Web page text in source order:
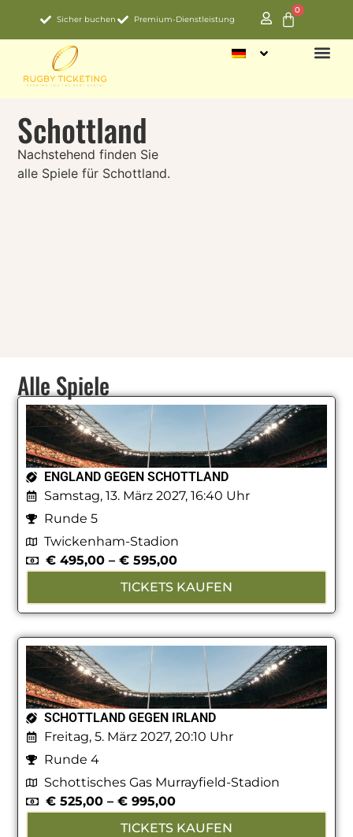
Sicher buchen Premium-Dienstleistung
0
Schottland
Nachstehend finden Sie
alle Spiele für Schottland.
Alle Spiele
ENGLAND GEGEN SCHOTTLAND
Samstag, 13. März 2027, 16:40 Uhr
Runde 5
Twickenham-Stadion
€ 495,00 –€ 595,00
TICKETS KAUFEN
SCHOTTLAND GEGEN IRLAND
Freitag, 5. März 2027, 20:10 Uhr
Runde 4
Schottisches Gas Murrayfield-Stadion
€ 525,00 –€ 995,00
TICKETS KAUFEN